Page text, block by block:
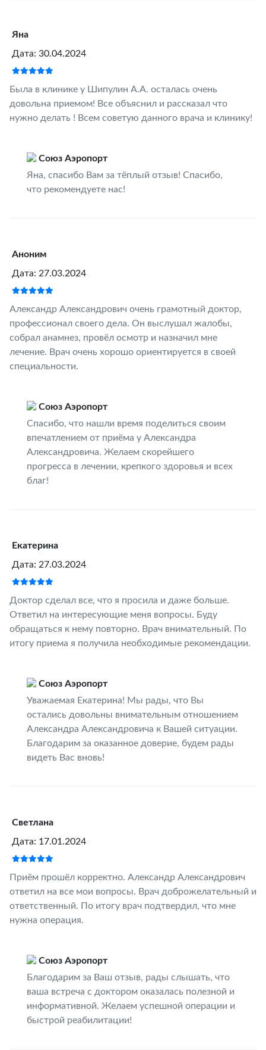
Яна
Дата: 30.04.2024
Была в клинике у Шипулин А.А. осталась очень
довольна приемом! Все объяснил и рассказал что
нужно делать ! Всем советую данного врача и клинику!
Союз Аэропорт
Яна, спасибо Вам за тёплый отзыв! Спасибо,
что рекомендуете нас!
Аноним
Дата: 27.03.2024
Александр Александрович очень грамотный доктор,
профессионал своего дела. Он выслушал жалобы,
собрал анамнез, провёл осмотр и назначил мне
лечение. Врач очень хорошо ориентируется в своей
специальности.
Союз Аэропорт
Спасибо, что нашли время поделиться своим
впечатлением от приёма у Александра
Александровича. Желаем скорейшего
прогресса в лечении, крепкого здоровья и всех
благ!
Екатерина
Дата: 27.03.2024
Доктор сделал все, что я просила и даже больше.
Ответил на интересующие меня вопросы. Буду
обращаться к нему повторно. Врач внимательный. По
итогу приема я получила необходимые рекомендации.
Союз Аэропорт
Уважаемая Екатерина! Мы рады, что Вы
остались довольны внимательным отношением
Александра Александровича к Вашей ситуации.
Благодарим за оказанное доверие, будем рады
видеть Вас вновь!
Светлана
Дата: 17.01.2024
Приём прошёл корректно. Александр Александрович
ответил на все мои вопросы. Врач доброжелательный и
ответственный. По итогу врач подтвердил, что мне
нужна операция.
Союз Аэропорт
Благодарим за Ваш отзыв, рады слышать, что
ваша встреча с доктором оказалась полезной и
информативной. Желаем успешной операции и
быстрой реабилитации!